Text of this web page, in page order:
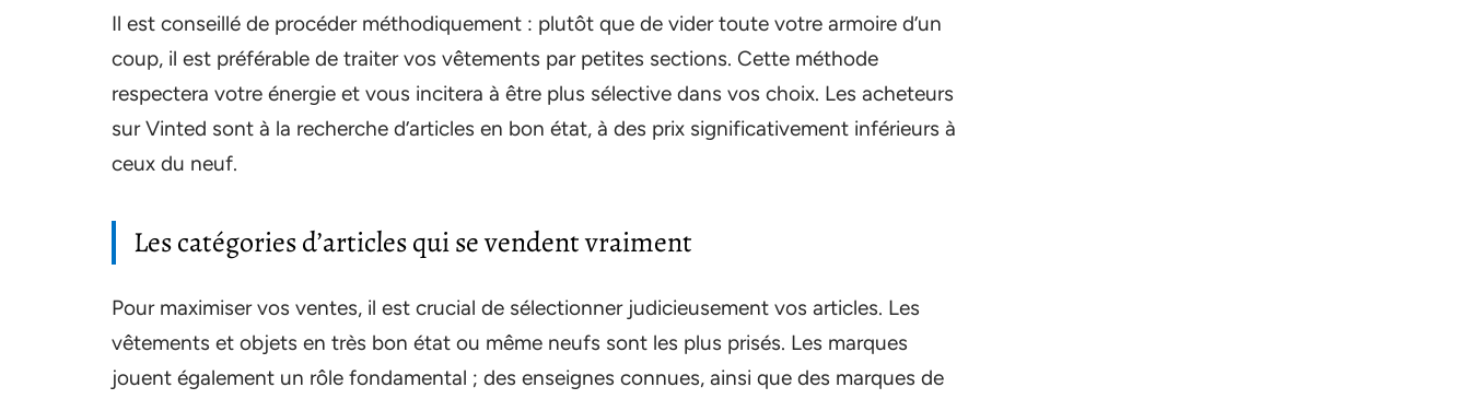
Il est conseillé de procéder méthodiquement : plutôt que de vider toute votre armoire d’un
coup, il est préférable de traiter vos vêtements par petites sections. Cette méthode
respectera votre énergie et vous incitera à être plus sélective dans vos choix. Les acheteurs
sur Vinted sont à la recherche d’articles en bon état, à des prix significativement inférieurs à
ceux du neuf.
Les catégories d’articles qui se vendent vraiment
Pour maximiser vos ventes, il est crucial de sélectionner judicieusement vos articles. Les
vêtements et objets en très bon état ou même neufs sont les plus prisés. Les marques
jouent également un rôle fondamental ; des enseignes connues, ainsi que des marques de